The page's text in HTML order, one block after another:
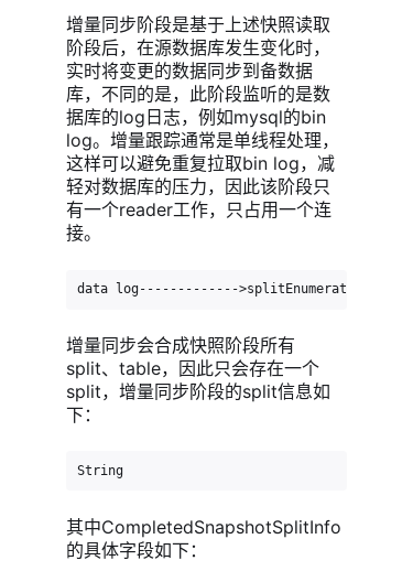
增量同步阶段是基于上述快照读取
阶段后，在源数据库发生变化时，
实时将变更的数据同步到备数据
库，不同的是，此阶段监听的是数
据库的log日志，例如mysql的bin
log。增量跟踪通常是单线程处理，
这样可以避免重复拉取bin log，减
轻对数据库的压力，因此该阶段只
有一个reader工作，只占用一个连
接。
data log-------------
增量同步会合成快照阶段所有
split、table，因此只会存在一个
split，增量同步阶段的split信息如
下：
String                              splitIdOffset
其中CompletedSnapshotSplitInfo
的具体字段如下：